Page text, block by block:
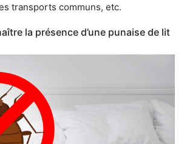
transports communs, etc.
la présence d’une punaise de lit